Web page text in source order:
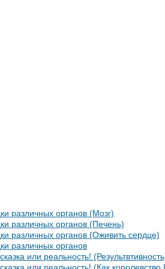
различных органов (Мозг)
различных органов (Печень)
различных органов (Оживить сердце)
различных органов
или реальность!